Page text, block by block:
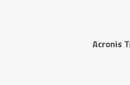
Acronis